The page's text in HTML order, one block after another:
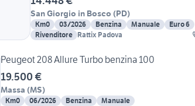
San Giorgio in Bosco (PD)
Km0 03/2026 Benzina Manuale
Euro 6
Rivenditore Rattix Padova
Peugeot 208 Allure Turbo benzina 100
19.500 €
Massa (MS)
Km0 06/2026 Benzina
Manuale